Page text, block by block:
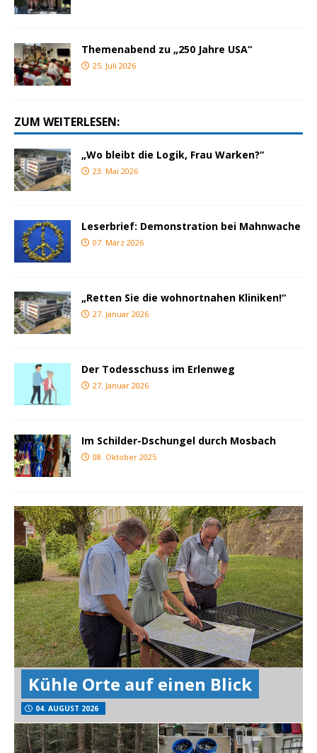
Themenabend zu „250 Jahre USA“
25. Juli 2026
ZUM WEITERLESEN:
„Wo bleibt die Logik, Frau Warken?“
23. Mai 2026
Leserbrief: Demonstration bei Mahnwache
07. März 2026
„Retten Sie die wohnortnahen Kliniken!“
27. Januar 2026
Der Todesschuss im Erlenweg
27. Januar 2026
Im Schilder-Dschungel durch Mosbach
08. Oktober 2025
Kühle Orte auf einen Blick
04. AUGUST 2026